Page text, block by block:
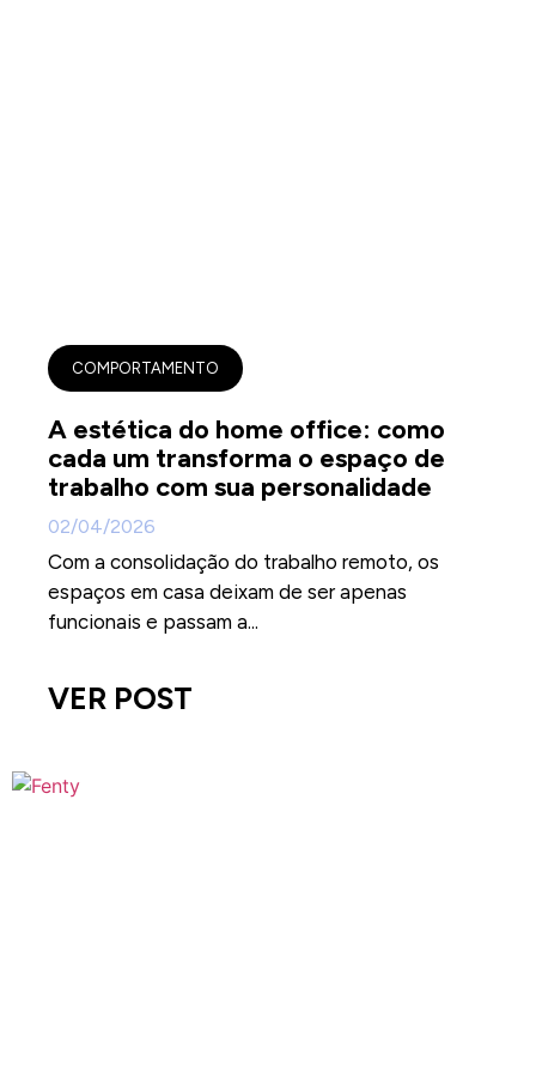
COMPORTAMENTO
A estética do home office: como
cada um transforma o espaço de
trabalho com sua personalidade
02/04/2026
Com a consolidação do trabalho remoto, os
espaços em casa deixam de ser apenas
funcionais e passam a...
VER POST